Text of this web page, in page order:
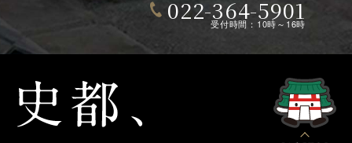
022-364-5901
受付時間：10時～16時